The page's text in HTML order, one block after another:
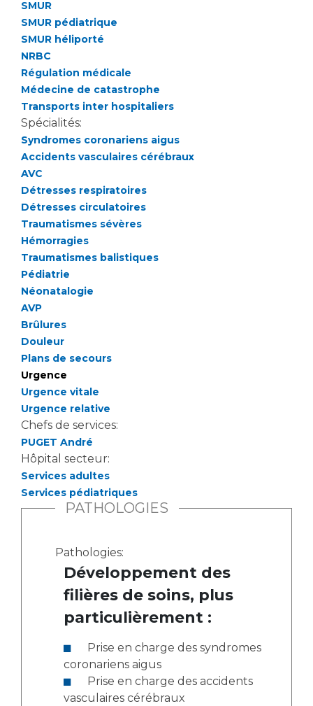
Salon des familles
Transports sanitaires
Vos droits, vos devoirs
Handicap
Handi 13
Pôle Médecine Physique et Réadaptation
Accueil sourds et malentendants
Charte Romain Jacob
Mouvement Parcours Handicap 13
Activité physique
Cancer
Médecine nucléaire
Maladies rares
Maternité Hôpital Nord
Vos représentants
La Commission Des Usagers (CDU)
Les Comités Locaux des Usagers
Le projet des usagers
Qualité
Les structures de recherche
Écoles et Instituts de Formation
Plateforme des internes
Professionnels de santé
Adresser un patient
Réseaux de soins
Adresser un examen au Laboratoire de Biologie
Médicale
Radiologie / Imagerie
Cancérologie
Les pôles d'activité médicale
Adresser un examen au Laboratoire d'Infectiologie
Centres de référence Maladies Rares
Plateforme d'Expertise Maladies Rares
Presse / Multimédia
Communiqués de presse
Dossiers de presse
Fournisseurs
Rôles et missions
Liste des marchés conclus
Documents utiles
SMUR
SMUR pédiatrique
SMUR héliporté
NRBC
Régulation médicale
Médecine de catastrophe
Transports inter hospitaliers
Spécialités:
Syndromes coronariens aigus
Accidents vasculaires cérébraux
AVC
Détresses respiratoires
Détresses circulatoires
Traumatismes sévères
Hémorragies
Traumatismes balistiques
Pédiatrie
Néonatalogie
AVP
Brûlures
Douleur
Plans de secours
Urgence
Urgence vitale
Urgence relative
Chefs de services:
PUGET André
Hôpital secteur:
Services adultes
Services pédiatriques
PATHOLOGIES
Pathologies:
Développement des
filières de soins, plus
particulièrement :
Prise en charge des syndromes
coronariens aigus
Prise en charge des accidents
vasculaires cérébraux